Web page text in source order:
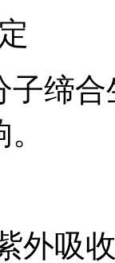
子缔
外吸